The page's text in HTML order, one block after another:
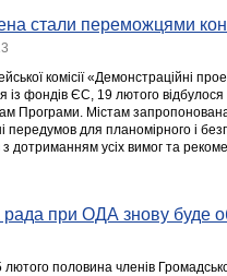
стали переможцями
комісії «Демонстраційні
фондів ЄС, 19 лютого відбулося
Програми. Містам
передумов для планомірного і
дотриманням усіх вимог та
рада при ОДА знову буде
половина членів